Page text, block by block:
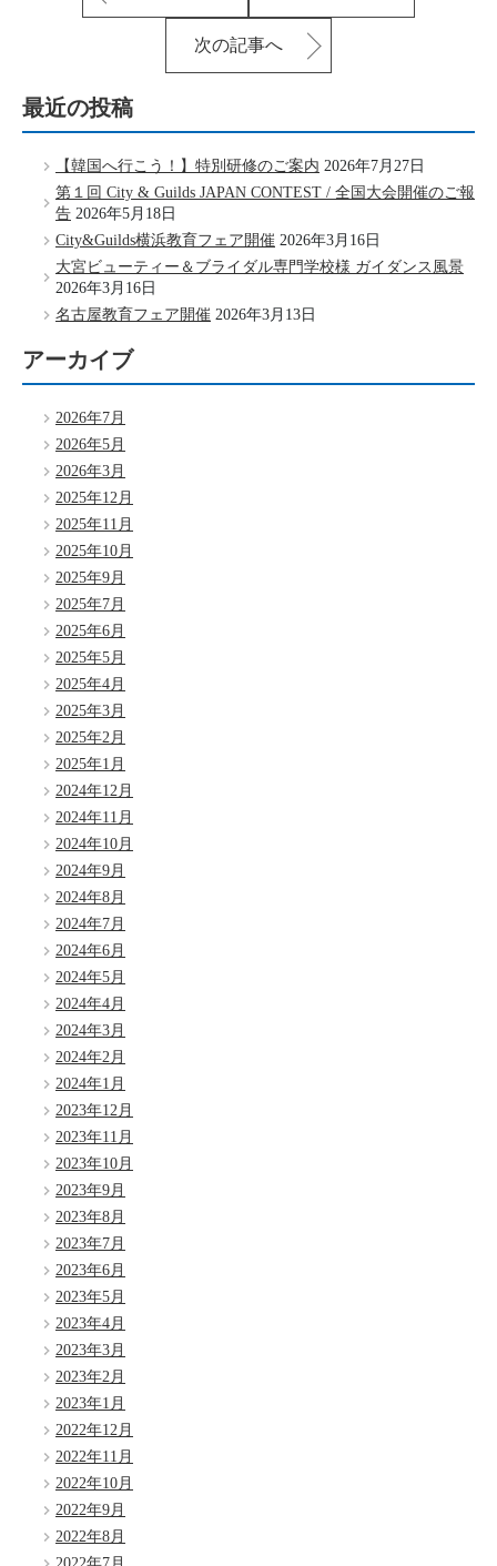
次の記事へ
最近の投稿
【韓国へ行こう！】特別研修のご案内 2026年7月27日
第１回 City & Guilds JAPAN CONTEST / 全国大会開催のご報
告 2026年5月18日
City&Guilds横浜教育フェア開催 2026年3月16日
大宮ビューティー＆ブライダル専門学校様 ガイダンス風景
2026年3月16日
名古屋教育フェア開催 2026年3月13日
アーカイブ
2026年7月
2026年5月
2026年3月
2025年12月
2025年11月
2025年10月
2025年9月
2025年7月
2025年6月
2025年5月
2025年4月
2025年3月
2025年2月
2025年1月
2024年12月
2024年11月
2024年10月
2024年9月
2024年8月
2024年7月
2024年6月
2024年5月
2024年4月
2024年3月
2024年2月
2024年1月
2023年12月
2023年11月
2023年10月
2023年9月
2023年8月
2023年7月
2023年6月
2023年5月
2023年4月
2023年3月
2023年2月
2023年1月
2022年12月
2022年11月
2022年10月
2022年9月
2022年8月